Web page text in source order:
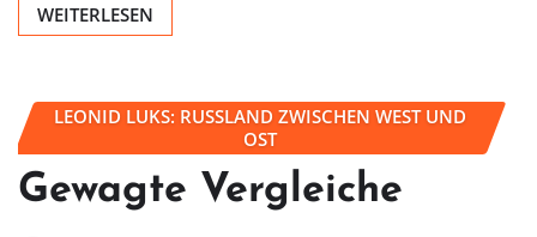
WEITERLESEN
LEONID LUKS: RUSSLAND ZWISCHEN WEST UND
OST
Gewagte Vergleiche